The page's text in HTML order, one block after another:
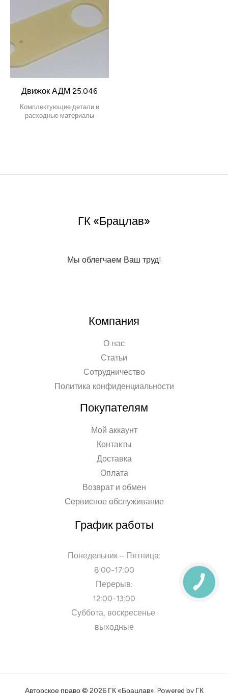
Движок АДМ 25.046
Комплектующие детали и
расходные материалы
ГК «Брацлав»
Мы облегчаем Ваш труд!
Компания
О нас
Статьи
Сотрудничество
Политика конфиденциальности
Покупателям
Мой аккаунт
Контакты
Доставка
Оплата
Возврат и обмен
Сервисное обслуживание
График работы
Понедельник – Пятница:
8:00-17:00
Перерыв:
12:00-13:00
Суббота, воскресенье:
выходные
Авторское право © 2026 ГК «Брацлав». Powered by ГК